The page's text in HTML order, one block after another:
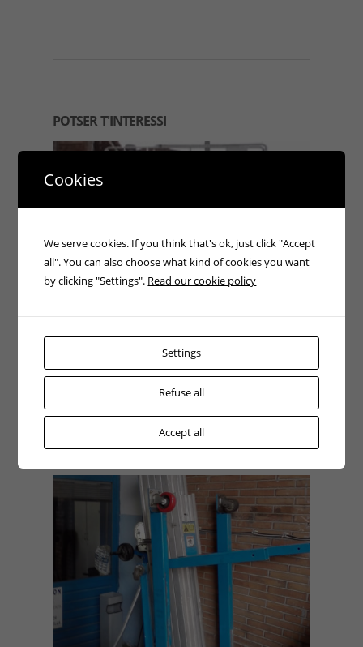
POTSER T'INTERESSI
Plataforma elevadora JLG Altura 12m
Lloguer
Capacitat d’elevació, altura de traball de 12 m
Capacidad 530 kg. Ancho 2,35 m Largo 3,78 m Altura
Cookies
We serve cookies. If you think that's ok, just click "Accept
all". You can also choose what kind of cookies you want
by clicking "Settings". Read our cookie policy
Settings
Refuse all
Accept all